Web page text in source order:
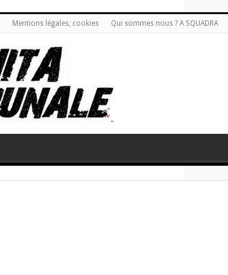
Mentions légales, cookies Qui sommes nous ? A SQUADRA